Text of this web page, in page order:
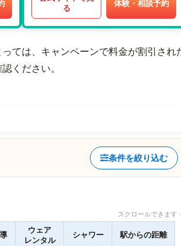
る
体験・相談予約
ては、キャンペーンで料金が割引され
ください。
条件を絞り込む
スクロールできま
ウェア
レンタル
シャワー 駅からの距離